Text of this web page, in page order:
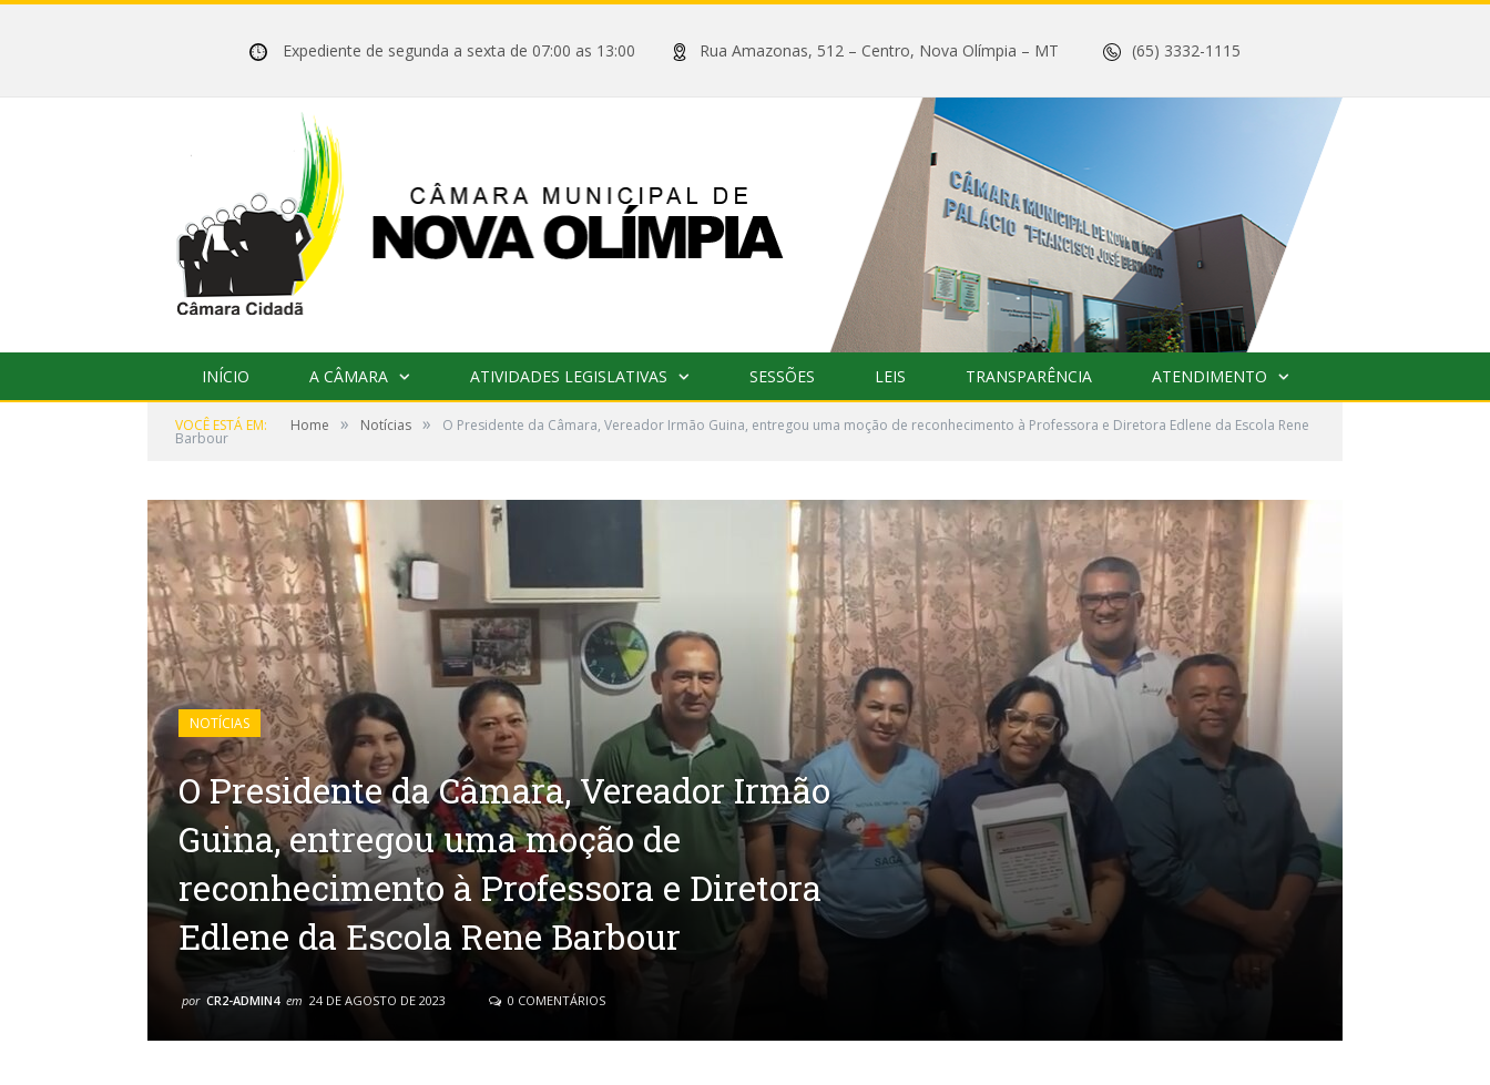
Expediente de segunda a sexta de 07:00 as 13:00 Rua Amazonas, 512 – Centro, Nova Olímpia – MT (65) 3332-1115
INÍCIO A CÂMARA ATIVIDADES LEGISLATIVAS SESSÕES LEIS TRANSPARÊNCIA ATENDIMENTO
VOCÊ ESTÁ EM: Home » Notícias » O Presidente da Câmara, Vereador Irmão Guina, entregou uma moção de reconhecimento à Professora e Diretora Edlene da Escola Rene
Barbour
NOTÍCIAS
O Presidente da Câmara, Vereador Irmão
Guina, entregou uma moção de
reconhecimento à Professora e Diretora
Edlene da Escola Rene Barbour
por CR2-ADMIN4 em 24 DE AGOSTO DE 2023 0 COMENTÁRIOS